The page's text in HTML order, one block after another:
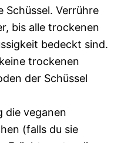
Schüssel. Verrühre
bis alle trockenen
bedeckt sind.
trockenen
der Schüssel
die veganen
(falls du sie